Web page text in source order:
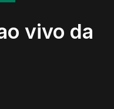
vivo da